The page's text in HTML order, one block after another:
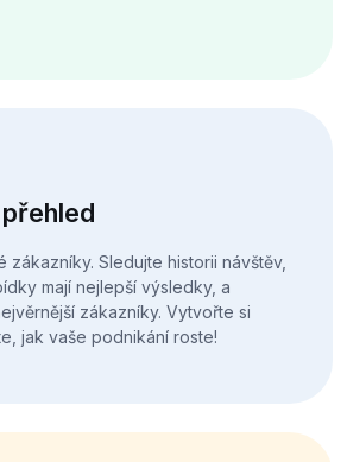
zákazníky. Sledujte historii návštěv,
mají nejlepší výsledky, a
zákazníky. Vytvořte si
jak vaše podnikání roste!